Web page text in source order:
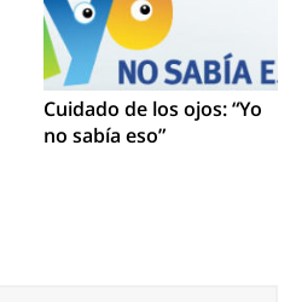
Cuidado de los ojos: “Yo
no sabía eso”